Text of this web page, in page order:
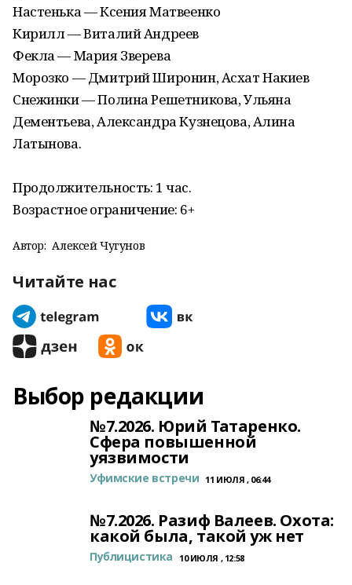
Настенька — Ксения Матвеенко
Кирилл — Виталий Андреев
Фекла — Мария Зверева
Морозко — Дмитрий Широнин, Асхат Накиев
Снежинки — Полина Решетникова, Ульяна
Дементьева, Александра Кузнецова, Алина
Латынова.
Продолжительность: 1 час.
Возрастное ограничение: 6+
Автор: Алексей Чугунов
Читайте нас
Выбор редакции
№7.2026. Юрий Татаренко.
Сфера повышенной
уязвимости
Уфимские встречи 11 ИЮЛЯ , 06:44
№7.2026. Разиф Валеев. Охота:
какой была, такой уж нет
Публицистика 10 ИЮЛЯ , 12:58